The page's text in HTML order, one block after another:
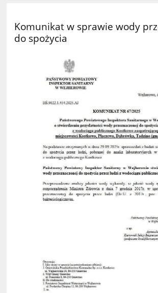
Komunikat w sprawie wody
do spożycia